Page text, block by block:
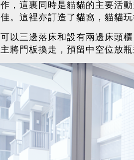
，這裏同時是貓貓的主要活
。這裡亦訂造了貓窩，貓貓玩
以三邊落床和設有兩邊床頭
將門板換走，預留中空位放